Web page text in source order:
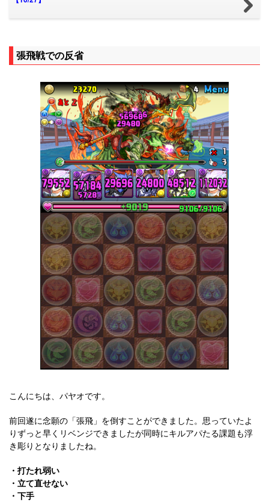
張飛戦での反省
こんにちは、パヤオです。
前回遂に念願の「張飛」を倒すことができました。思っていたよ
りずっと早くリベンジできましたが同時にキルアパたる課題も浮
き彫りとなりましたね。
・打たれ弱い
・立て直せない
・下手